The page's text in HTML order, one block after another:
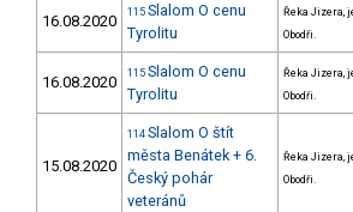
16.08.2020 115 Slalom O cenu
Tyrolitu
Řeka Jizera,
Obodři.
16.08.2020 115 Slalom O cenu
Tyrolitu
Řeka Jizera,
Obodři.
15.08.2020
114 Slalom O štít
města Benátek + 6.
Český pohár
veteránů
Řeka Jizera,
Obodři.